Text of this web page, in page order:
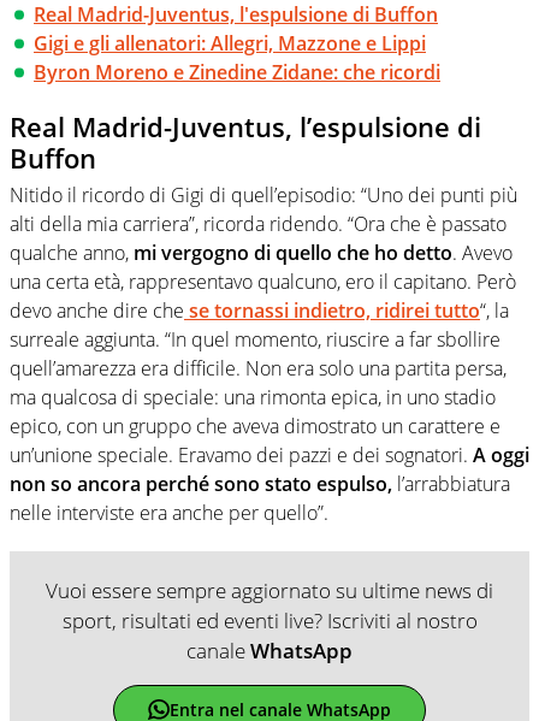
Real Madrid-Juventus, l'espulsione di Buffon
Gigi e gli allenatori: Allegri, Mazzone e Lippi
Byron Moreno e Zinedine Zidane: che ricordi
Real Madrid-Juventus, l’espulsione di
Buffon
Nitido il ricordo di Gigi di quell’episodio: “Uno dei punti più
alti della mia carriera”, ricorda ridendo. “Ora che è passato
qualche anno, mi vergogno di quello che ho detto. Avevo
una certa età, rappresentavo qualcuno, ero il capitano. Però
devo anche dire che se tornassi indietro, ridirei tutto“, la
surreale aggiunta. “In quel momento, riuscire a far sbollire
quell’amarezza era difficile. Non era solo una partita persa,
ma qualcosa di speciale: una rimonta epica, in uno stadio
epico, con un gruppo che aveva dimostrato un carattere e
un’unione speciale. Eravamo dei pazzi e dei sognatori. A oggi
non so ancora perché sono stato espulso, l’arrabbiatura
nelle interviste era anche per quello”.
Vuoi essere sempre aggiornato su ultime news di
sport, risultati ed eventi live? Iscriviti al nostro
canaleWhatsApp
Entra nel canale WhatsApp